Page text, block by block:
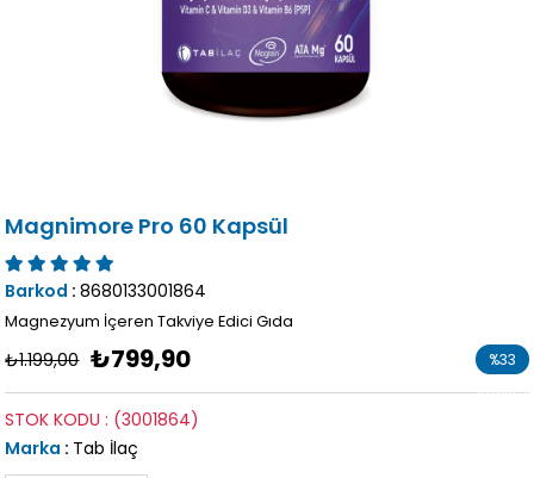
Magnimore Pro 60 Kapsül
Barkod : 8680133001864
Magnezyum İçeren Takviye Edici Gıda
₺1.199,00 ₺799,90 %33
İndirim
(3001864)
STOK KODU
Marka : Tab İlaç